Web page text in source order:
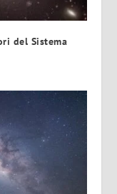
del Sistema